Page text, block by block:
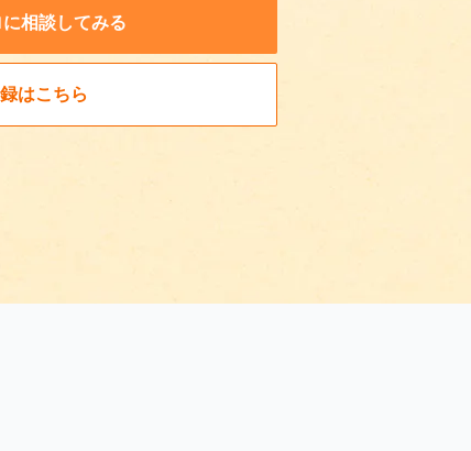
に相談してみる
はこちら